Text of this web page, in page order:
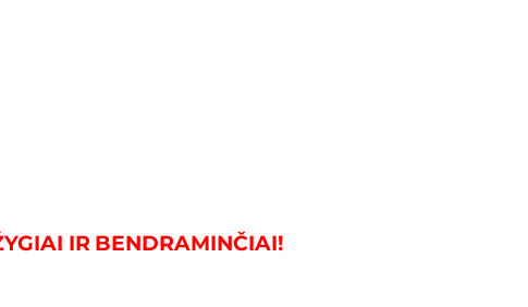
IR BENDRAMINČIAI!